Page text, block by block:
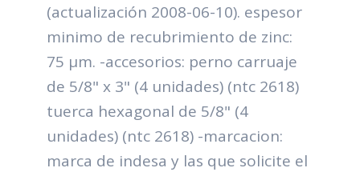
(actualización 2008-06-10). espesor
minimo de recubrimiento de zinc:
75 μm. -accesorios: perno carruaje
de 5/8" x 3" (4 unidades) (ntc 2618)
tuerca hexagonal de 5/8" (4
unidades) (ntc 2618) -marcacion:
marca de indesa y las que solicite el